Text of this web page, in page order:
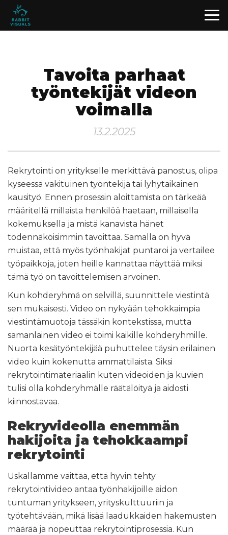
Tavoita parhaat
työntekijät videon
voimalla
13.2.2025
Rekrytointi on yritykselle merkittävä panostus, olipa
kyseessä vakituinen työntekijä tai lyhytaikainen
kausityö. Ennen prosessin aloittamista on tärkeää
määritellä millaista henkilöä haetaan, millaisella
kokemuksella ja mistä kanavista hänet
todennäköisimmin tavoittaa. Samalla on hyvä
muistaa, että myös työnhakijat puntaroi ja vertailee
työpaikkoja, joten heille kannattaa näyttää miksi
tämä työ on tavoittelemisen arvoinen.
Kun kohderyhmä on selvillä, suunnittele viestintä
sen mukaisesti. Video on nykyään tehokkaimpia
viestintämuotoja tässäkin kontekstissa, mutta
samanlainen video ei toimi kaikille kohderyhmille.
Nuorta kesätyöntekijää puhuttelee täysin erilainen
video kuin kokenutta ammattilaista. Siksi
rekrytointimateriaalin kuten videoiden ja kuvien
tulisi olla kohderyhmälle räätälöityä ja aidosti
kiinnostavaa.
Rekryvideolla enemmän
hakijoita ja tehokkaampi
rekrytointi
Uskallamme väittää, että hyvin tehty
rekrytointivideo antaa työnhakijoille aidon
tuntuman yritykseen, yrityskulttuuriin ja
työtehtävään, mikä lisää laadukkaiden hakemusten
määrää ja nopeuttaa rekrytointiprosessia. Kun